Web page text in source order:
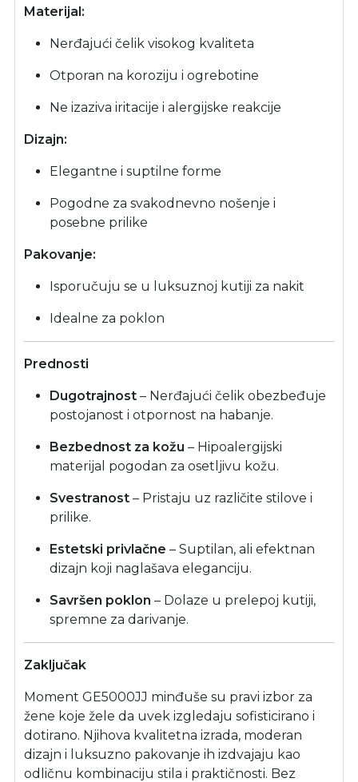
Materijal:
Nerđajući čelik visokog kvaliteta
Otporan na koroziju i ogrebotine
Ne izaziva iritacije i alergijske reakcije
Dizajn:
Elegantne i suptilne forme
Pogodne za svakodnevno nošenje i
posebne prilike
Pakovanje:
Isporučuju se u luksuznoj kutiji za nakit
Idealne za poklon
Prednosti
Dugotrajnost – Nerđajući čelik obezbeđuje
postojanost i otpornost na habanje.
Bezbednost za kožu – Hipoalergijski
materijal pogodan za osetljivu kožu.
Svestranost – Pristaju uz različite stilove i
prilike.
Estetski privlačne – Suptilan, ali efektnan
dizajn koji naglašava eleganciju.
Savršen poklon – Dolaze u prelepoj kutiji,
spremne za darivanje.
Zaključak
Moment GE5000JJ minđuše su pravi izbor za
žene koje žele da uvek izgledaju sofisticirano i
dotirano. Njihova kvalitetna izrada, moderan
dizajn i luksuzno pakovanje ih izdvajaju kao
odličnu kombinaciju stila i praktičnosti. Bez